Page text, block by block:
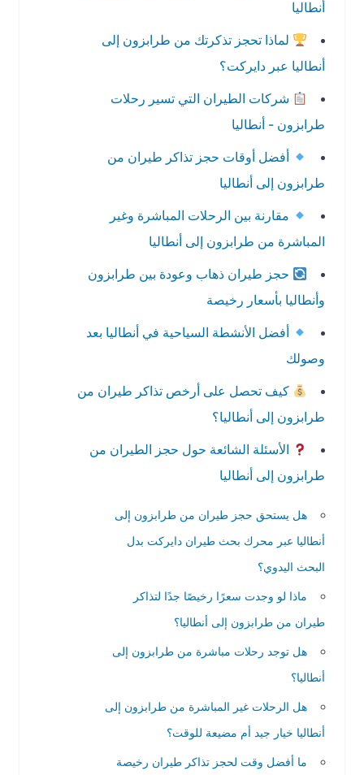
لماذا تحجز تذكرتك من طرابزون إلى
أنطاليا عبر دايركت؟
شركات الطيران التي تسير رحلات
طرابزون - أنطاليا
أفضل أوقات حجز تذاكر طيران من
طرابزون إلى أنطاليا
مقارنة بين الرحلات المباشرة وغير
المباشرة من طرابزون إلى أنطاليا
حجز طيران ذهاب وعودة بين طرابزون
وأنطاليا بأسعار رخيصة
أفضل الأنشطة السياحية في أنطاليا بعد
وصولك
كيف تحصل على أرخص تذاكر طيران من
طرابزون إلى أنطاليا؟
الأسئلة الشائعة حول حجز الطيران من
طرابزون إلى أنطاليا
هل يستحق حجز طيران من طرابزون إلى
أنطاليا عبر محرك بحث طيران دايركت بدل
البحث اليدوي؟
ماذا لو وجدت سعرًا رخيصًا جدًا لتذاكر
طيران من طرابزون إلى أنطاليا؟
هل توجد رحلات مباشرة من طرابزون إلى
أنطاليا؟
هل الرحلات غير المباشرة من طرابزون إلى
أنطاليا خيار جيد أم مضيعة للوقت؟
ما أفضل وقت لحجز تذاكر طيران رخيصة